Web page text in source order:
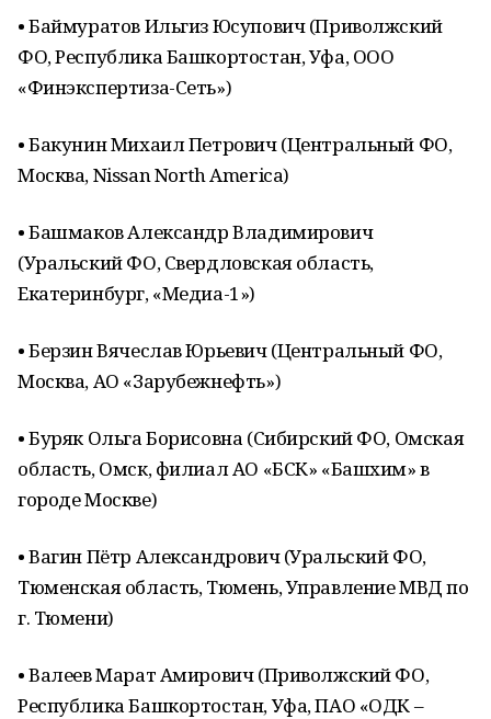
• Баймуратов Ильгиз Юсупович (Приволжский
ФО, Республика Башкортостан, Уфа, ООО
«Финэкспертиза-Сеть»)
• Бакунин Михаил Петрович (Центральный ФО,
Москва, Nissan North America)
• Башмаков Александр Владимирович
(Уральский ФО, Свердловская область,
Екатеринбург, «Медиа-1»)
• Берзин Вячеслав Юрьевич (Центральный ФО,
Москва, АО «Зарубежнефть»)
• Буряк Ольга Борисовна (Сибирский ФО, Омская
область, Омск, филиал АО «БСК» «Башхим» в
городе Москве)
• Вагин Пётр Александрович (Уральский ФО,
Тюменская область, Тюмень, Управление МВД по
г. Тюмени)
• Валеев Марат Амирович (Приволжский ФО,
Республика Башкортостан, Уфа, ПАО «ОДК –